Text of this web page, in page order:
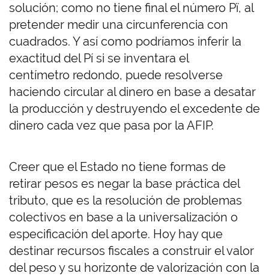
solución; como no tiene final el número Pï, al
pretender medir una circunferencia con
cuadrados. Y así como podríamos inferir la
exactitud del Pí si se inventara el
centímetro redondo, puede resolverse
haciendo circular al dinero en base a desatar
la producción y destruyendo el excedente de
dinero cada vez que pasa por la AFIP.
Creer que el Estado no tiene formas de
retirar pesos es negar la base práctica del
tributo, que es la resolución de problemas
colectivos en base a la universalización o
especificación del aporte. Hoy hay que
destinar recursos fiscales a construir el valor
del peso y su horizonte de valorización con la